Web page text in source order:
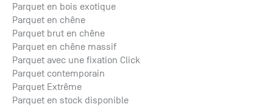
Parquet en bois exotique
Parquet en chêne
Parquet brut en chêne
Parquet en chêne massif
Parquet avec une fixation Click
Parquet contemporain
Parquet Extrême
Parquet en stock disponible